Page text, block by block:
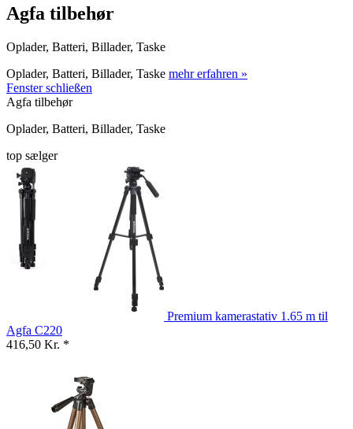
Agfa tilbehør
Oplader, Batteri, Billader, Taske
Oplader, Batteri, Billader, Taske mehr erfahren »
Fenster schließen
Agfa tilbehør
Oplader, Batteri, Billader, Taske
top sælger
Premium kamerastativ 1.65 m til
Agfa C220
416,50 Kr. *